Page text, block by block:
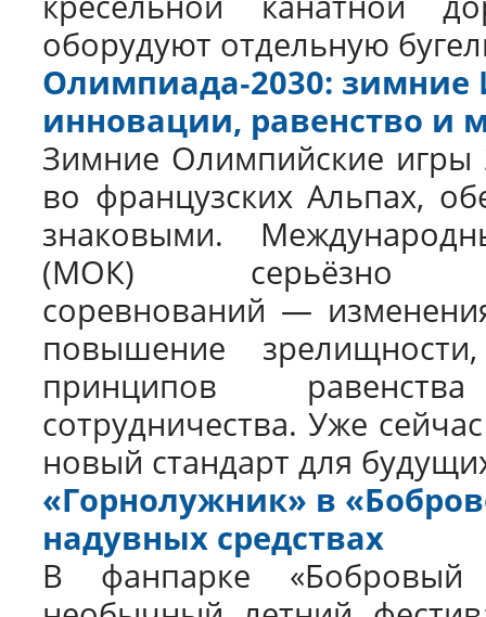
оборудуют отдельную
Олимпиада‑2030:
инновации, равенство и
Зимние Олимпийские игры
во французских Альпах,
знаковыми.
(МОК) серьёзно
соревнований —
повышение
принципов
сотрудничества. Уже
новый стандарт для
«Горнолужник» в
надувных средствах
В фанпарке